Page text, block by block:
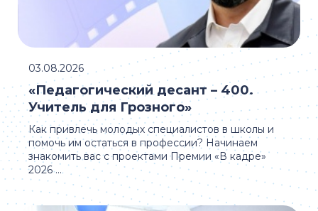
Как привлечь молодых специалистов в школы и
помочь им остаться в профессии? Начинаем
знакомить вас с проектами Премии «В кадре»
2026 ...
«Педагогический десант – 400.
Учитель для Грозного»
03.08.2026